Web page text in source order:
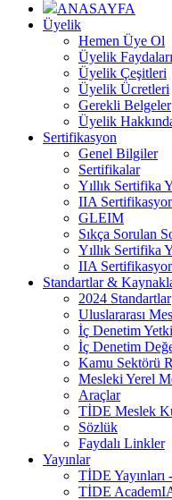
ANASAYFA
Üyelik
Hemen Üye Ol
Üyelik Faydaları
Üyelik Çeşitleri
Üyelik Ücretleri
Gerekli Belgeler
Üyelik
Sertifikasyon
Genel Bilgiler
Sertifikalar
Yıllık Sertifika
IIA
GLEIM
Sıkça Sorulan
Yıllık Sertifika
IIA
Standartlar &
2024 Standartlar
Uluslararası
İç Denetim
İç Denetim
Kamu Sektörü
Mesleki Yerel
Araçlar
TİDE Meslek
Sözlük
Faydalı Linkler
Yayınlar
TİDE Yayınları
TİDE